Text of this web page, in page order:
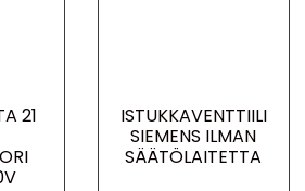
21
ISTUKKAVENTTIILI
SIEMENS ILMAN
SÄÄTÖLAITETTA